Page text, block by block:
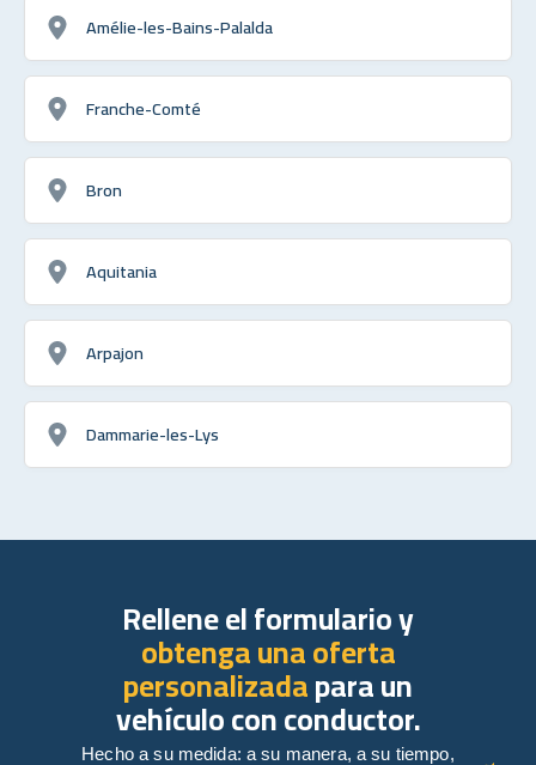
Amélie-les-Bains-Palalda
Franche-Comté
Bron
Aquitania
Arpajon
Dammarie-les-Lys
Rellene el formulario y
obtenga una oferta
personalizadapara un
vehículo con conductor.
Hecho a su medida: a su manera, a su tiempo,